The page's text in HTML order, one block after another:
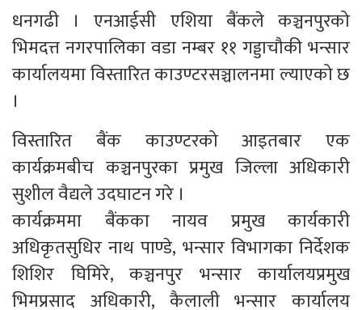
धनगढी । एनआईसी एशिया बैंकले कञ्चनपुरको
भिमदत्त नगरपालिका वडा नम्बर ११ गड्डाचौकी भन्सार
कार्यालयमा विस्तारित काउण्टरसञ्चालनमा ल्याएको छ
।
विस्तारित बैंक काउण्टरको आइतबार एक
कार्यक्रमबीच कञ्चनपुरका प्रमुख जिल्ला अधिकारी
सुशील वैद्यले उदघाटन गरे ।
कार्यक्रममा बैंकका नायव प्रमुख कार्यकारी
अधिकृतसुधिर नाथ पाण्डे, भन्सार विभागका निर्देशक
शिशिर घिमिरे, कञ्चनपुर भन्सार कार्यालयप्रमुख
भिमप्रसाद अधिकारी, कैलाली भन्सार कार्यालय